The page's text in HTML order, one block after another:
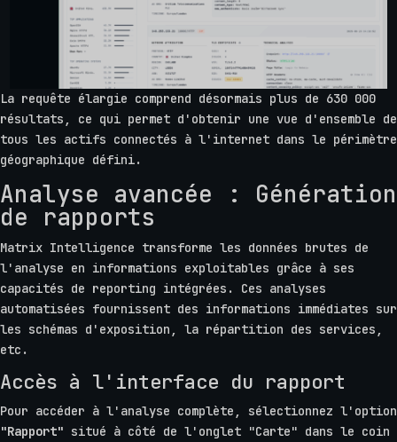
La requête élargie comprend désormais plus de 630 000
résultats, ce qui permet d'obtenir une vue d'ensemble de
tous les actifs connectés à l'internet dans le périmètre
géographique défini.
Analyse avancée : Génération
de rapports
Matrix Intelligence transforme les données brutes de
l'analyse en informations exploitables grâce à ses
capacités de reporting intégrées. Ces analyses
automatisées fournissent des informations immédiates sur
les schémas d'exposition, la répartition des services,
etc.
Accès à l'interface du rapport
Pour accéder à l'analyse complète, sélectionnez l'option
"Rapport" situé à côté de l'onglet "Carte" dans le coin